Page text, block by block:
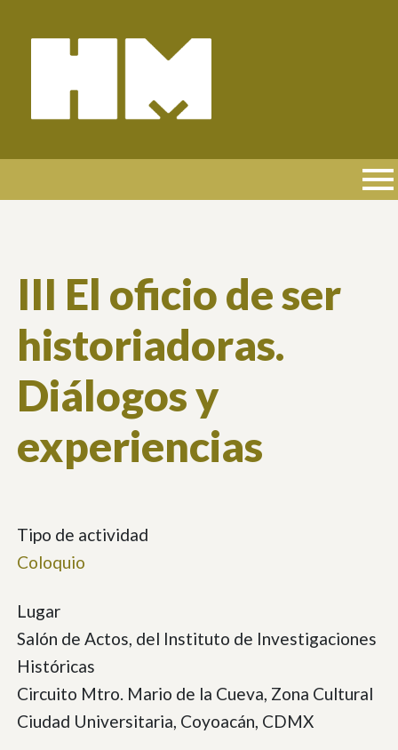
NAVEGACIÓN
III El oficio de ser
historiadoras.
Diálogos y
experiencias
Tipo de actividad
Coloquio
Lugar
Salón de Actos, del Instituto de Investigaciones
Históricas
Circuito Mtro. Mario de la Cueva, Zona Cultural
Ciudad Universitaria, Coyoacán, CDMX